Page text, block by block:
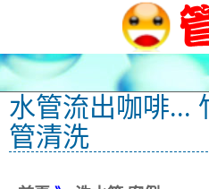
水管流出咖啡...
管清洗